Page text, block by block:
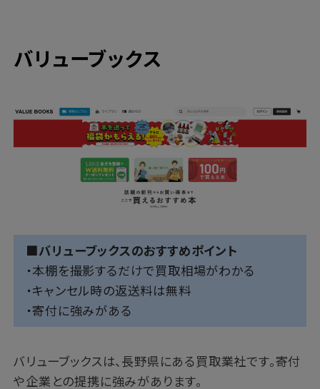
バリューブックス
■バリューブックスのおすすめポイント
・本棚を撮影するだけで買取相場がわかる
・キャンセル時の返送料は無料
・寄付に強みがある
バリューブックスは、長野県にある買取業社です。寄付
や企業との提携に強みがあります。